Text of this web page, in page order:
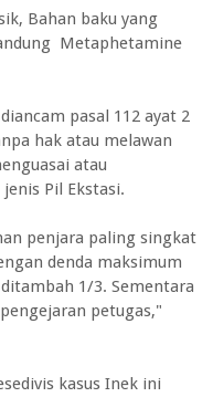
Bahan baku yang
Metaphetamine
pasal 112 ayat 2
hak atau melawan
atau
Pil Ekstasi.
penjara paling singkat
denda maksimum
1/3. Sementara
petugas,"
kasus Inek ini